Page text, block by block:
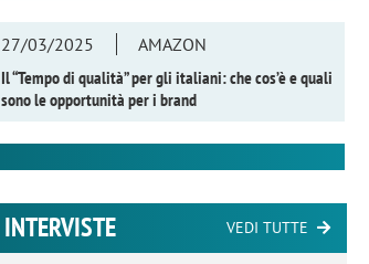
27/03/2025
AMAZON
Il “Tempo di qualità” per gli italiani: che cos’è e quali
sono le opportunità per i brand
INTERVISTE VEDI TUTTE